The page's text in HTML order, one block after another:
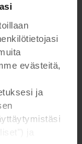
evästeitä,
ja